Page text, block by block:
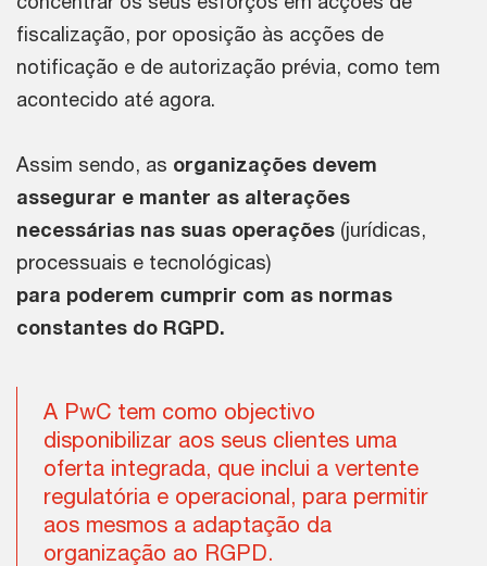
fiscalização, por oposição às acções de
notificação e de autorização prévia, como tem
acontecido até agora.
Assim sendo, as organizações devem
assegurar e manter as alterações
necessárias nas suas operações (jurídicas,
processuais e tecnológicas)
para poderem cumprir com as normas
constantes do RGPD.
A PwC tem como objectivo
disponibilizar aos seus clientes uma
oferta integrada, que inclui a vertente
regulatória e operacional, para permitir
aos mesmos a adaptação da
organização ao RGPD.